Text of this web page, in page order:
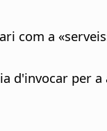
com a
d'invocar per